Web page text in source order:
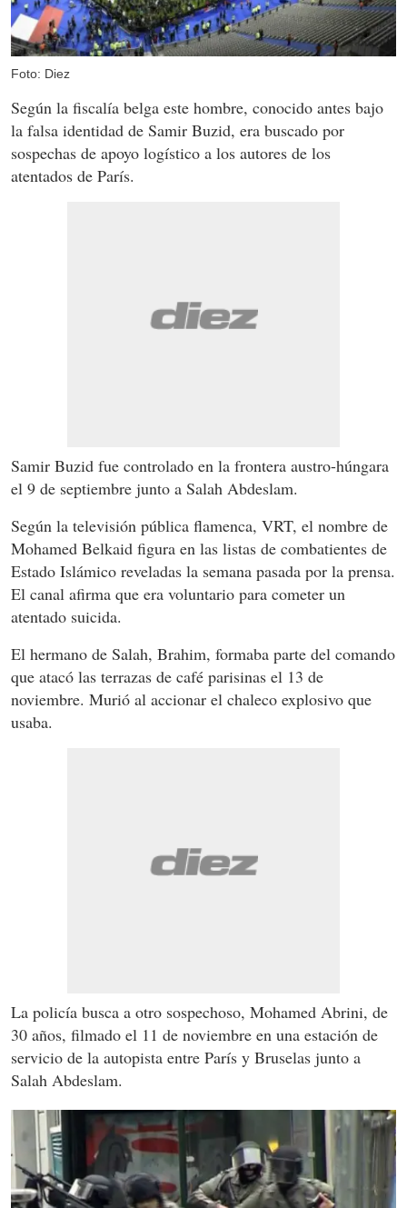
Foto: Diez
Según la fiscalía belga este hombre, conocido antes bajo
la falsa identidad de Samir Buzid, era buscado por
sospechas de apoyo logístico a los autores de los
atentados de París.
Samir Buzid fue controlado en la frontera austro-húngara
el 9 de septiembre junto a Salah Abdeslam.
Según la televisión pública flamenca, VRT, el nombre de
Mohamed Belkaid figura en las listas de combatientes de
Estado Islámico reveladas la semana pasada por la prensa.
El canal afirma que era voluntario para cometer un
atentado suicida.
El hermano de Salah, Brahim, formaba parte del comando
que atacó las terrazas de café parisinas el 13 de
noviembre. Murió al accionar el chaleco explosivo que
usaba.
La policía busca a otro sospechoso, Mohamed Abrini, de
30 años, filmado el 11 de noviembre en una estación de
servicio de la autopista entre París y Bruselas junto a
Salah Abdeslam.